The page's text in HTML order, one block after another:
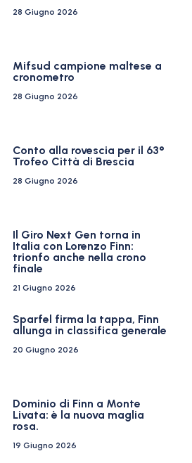
28 Giugno 2026
Mifsud campione maltese a
cronometro
28 Giugno 2026
Conto alla rovescia per il 63°
Trofeo Città di Brescia
28 Giugno 2026
Il Giro Next Gen torna in
Italia con Lorenzo Finn:
trionfo anche nella crono
finale
21 Giugno 2026
Sparfel firma la tappa, Finn
allunga in classifica generale
20 Giugno 2026
Dominio di Finn a Monte
Livata: è la nuova maglia
rosa.
19 Giugno 2026